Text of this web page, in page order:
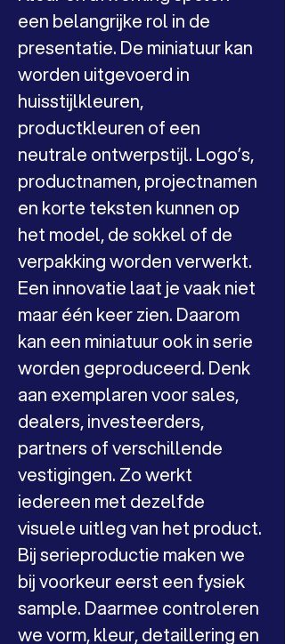
een belangrijke rol in de
presentatie. De miniatuur kan
worden uitgevoerd in
huisstijlkleuren,
productkleuren of een
neutrale ontwerpstijl. Logo’s,
productnamen, projectnamen
en korte teksten kunnen op
het model, de sokkel of de
verpakking worden verwerkt.
Een innovatie laat je vaak niet
maar één keer zien. Daarom
kan een miniatuur ook in serie
worden geproduceerd. Denk
aan exemplaren voor sales,
dealers, investeerders,
partners of verschillende
vestigingen. Zo werkt
iedereen met dezelfde
visuele uitleg van het product.
Bij serieproductie maken we
bij voorkeur eerst een fysiek
sample. Daarmee controleren
we vorm, kleur, detaillering en